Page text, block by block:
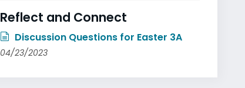
Reflect and Connect
Discussion Questions for Easter 3A
04/23/2023